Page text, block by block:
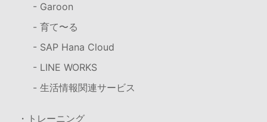
- Garoon
- 育て〜る
- SAP Hana Cloud
- LINE WORKS
- 生活情報関連サービス
・トレーニング